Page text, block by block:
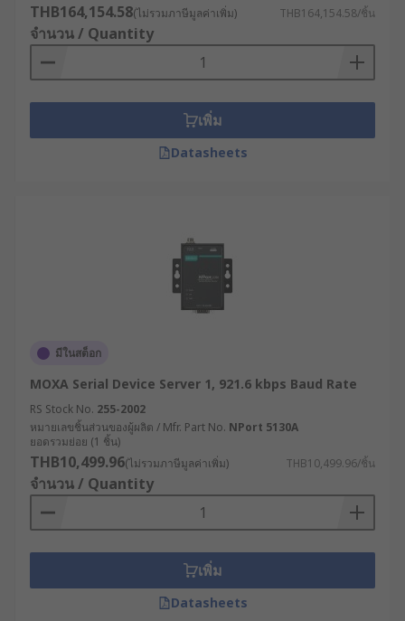
THB164,154.58(ไม่รวมภาษีมูลค่าเพิ่ม) THB164,154.58/ชิ้น
จำนวน / Quantity
เพิ่ม
Datasheets
มีในสต็อก
MOXA Serial Device Server 1, 921.6 kbps Baud Rate
RS Stock No. 255-2002
หมายเลขชิ้นส่วนของผู้ผลิต / Mfr. Part No. NPort 5130A
ยอดรวมย่อย (1 ชิ้น)
THB10,499.96(ไม่รวมภาษีมูลค่าเพิ่ม) THB10,499.96/ชิ้น
จำนวน / Quantity
เพิ่ม
Datasheets